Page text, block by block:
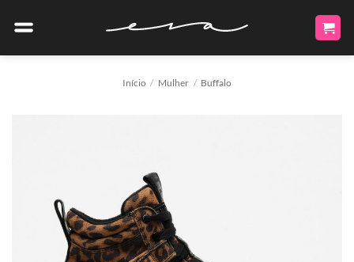
Início / Mulher / Buffalo